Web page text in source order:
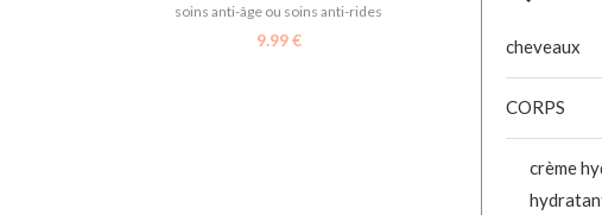
soins anti-âge ou soins anti-rides
9.99€ cheveaux
CORPS
crème